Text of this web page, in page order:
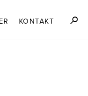
KONTAKT